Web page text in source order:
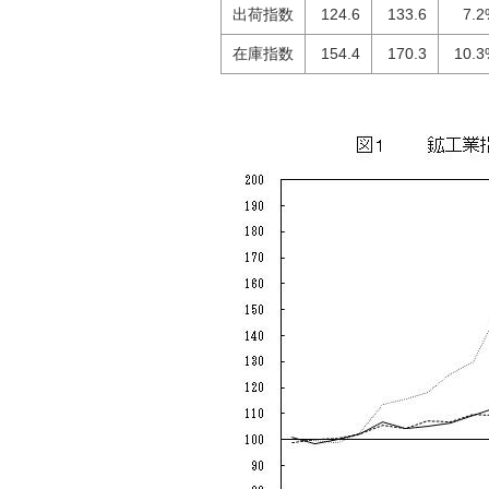
出荷指数 124.6 133.6
在庫指数 154.4 170.3